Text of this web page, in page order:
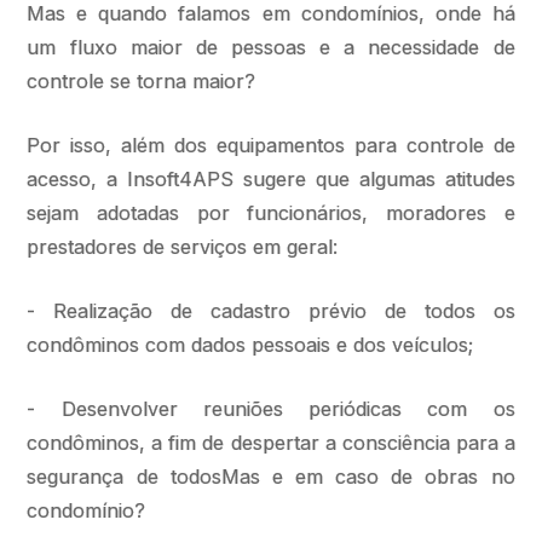
Mas e quando falamos em condomínios, onde há
um fluxo maior de pessoas e a necessidade de
controle se torna maior?
Por isso, além dos equipamentos para controle de
acesso, a Insoft4APS sugere que algumas atitudes
sejam adotadas por funcionários, moradores e
prestadores de serviços em geral:
- Realização de cadastro prévio de todos os
condôminos com dados pessoais e dos veículos;
- Desenvolver reuniões periódicas com os
condôminos, a fim de despertar a consciência para a
segurança de todosMas e em caso de obras no
condomínio?